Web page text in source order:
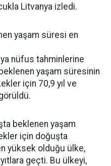
Litvanya izledi.
yaşam süresi en
nüfus tahminlerine
yaşam süresinin
için 70,9 yıl ve
beklenen yaşam
için doğuşta
yüksek olduğu ülke,
geçti. Bu ülkeyi,